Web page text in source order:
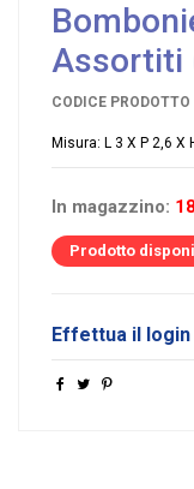
Assortiti
CODICE PRODOTTO
Misura: L 3 X P 2,6 X
In magazzino:
Prodotto
Effettua il